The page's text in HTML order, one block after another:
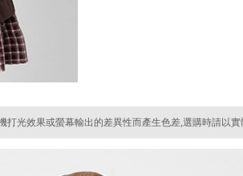
打光效果或螢幕輸出的差異性而產生色差,選購時請以實